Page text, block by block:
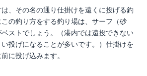
、その名の通り仕掛けを遠くに投げる釣
の釣り方をする釣り場は、サーフ（砂
ストでしょう。（港内では遠投できない
投げになることが多いです。）仕掛けを
に投げ込みます。